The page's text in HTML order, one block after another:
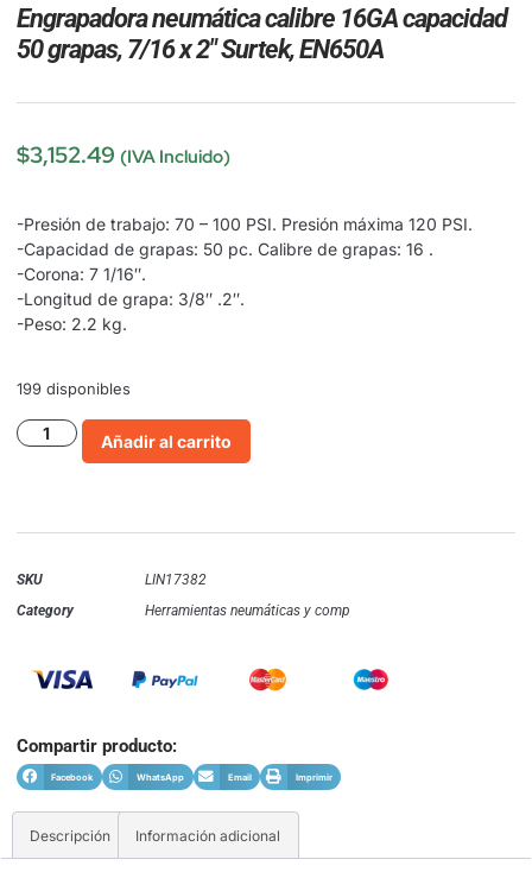
Engrapadora neumática calibre 16GA capacidad
50 grapas, 7/16 x 2″ Surtek, EN650A
$3,152.49 (IVA Incluido)
-Presión de trabajo: 70 – 100 PSI. Presión máxima 120 PSI.
-Capacidad de grapas: 50 pc. Calibre de grapas: 16 .
-Corona: 7 1/16″.
-Longitud de grapa: 3/8″ .2″.
-Peso: 2.2 kg.
199 disponibles
Añadir al carrito
SKU
LIN17382
Category
Herramientas neumáticas y comp
Compartir producto:
Facebook WhatsApp Email Imprimir
Descripción Información adicional